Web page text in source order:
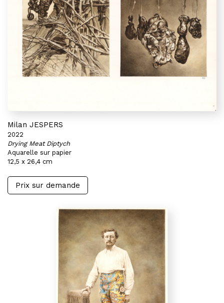
Milan JESPERS
2022
Drying Meat Diptych
Aquarelle sur papier
12,5 x 26,4 cm
Prix sur demande